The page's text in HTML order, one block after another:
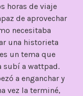
horas de viaje
de aprovechar
necesitaba
una historieta
un tema que
subí a wattpad.
a enganchar y
vez la terminé,